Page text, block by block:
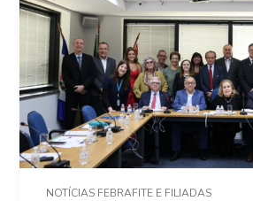
NOTÍCIAS FEBRAFITE E FILIADAS